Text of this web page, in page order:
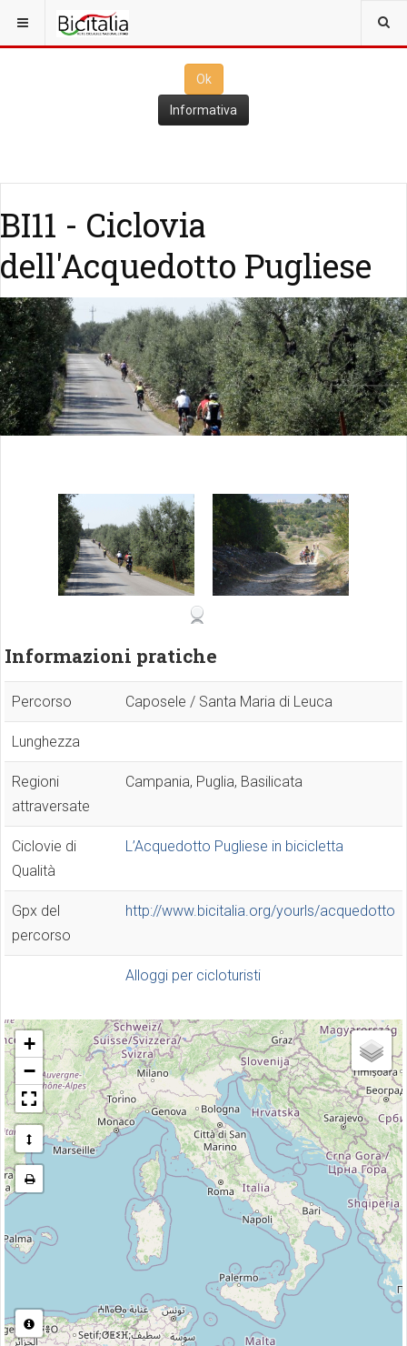
Questo sito utilizza i
Ok
Ok
Informativa
BI11 - Ciclovia
dell'Acquedotto Pugliese
Informazioni pratiche
Percorso Caposele / Santa Maria di Leuca
Lunghezza
Regioni
attraversate
Campania, Puglia, Basilicata
Ciclovie di
Qualità
L’Acquedotto Pugliese in bicicletta
Gpx del
percorso
http://www.bicitalia.org/yourls/acquedotto
Alloggi per cicloturisti
+
−